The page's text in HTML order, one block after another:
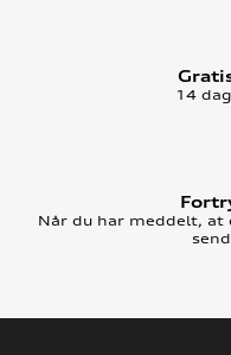
14
Når du har meddelt,